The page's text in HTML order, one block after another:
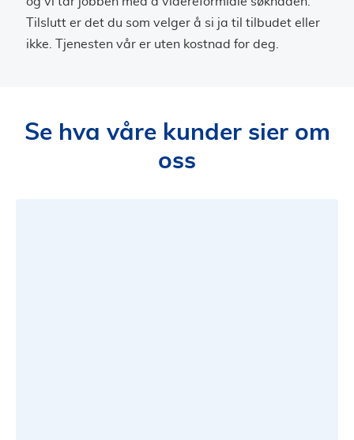
Tilslutt er det du som velger å si ja til tilbudet eller
ikke. Tjenesten vår er uten kostnad for deg.
Se hva våre kunder sier om
oss